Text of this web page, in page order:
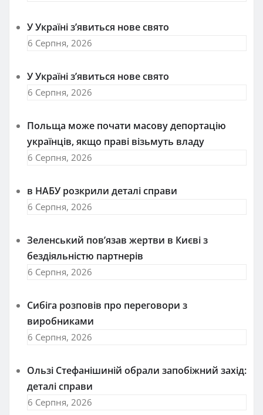
У Україні з’явиться нове свято
6 Серпня, 2026
У Україні з’явиться нове свято
6 Серпня, 2026
Польща може почати масову депортацію
українців, якщо праві візьмуть владу
6 Серпня, 2026
в НАБУ розкрили деталі справи
6 Серпня, 2026
Зеленський пов’язав жертви в Києві з
бездіяльністю партнерів
6 Серпня, 2026
Сибіга розповів про переговори з
виробниками
6 Серпня, 2026
Ользі Стефанішиній обрали запобіжний захід:
деталі справи
6 Серпня, 2026